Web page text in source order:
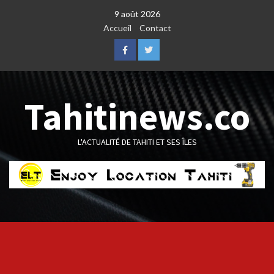
9 août 2026
Accueil
Contact
FacebookTwitter
Tahitinews.co
L'ACTUALITÉ DE TAHITI ET SES ÎLES